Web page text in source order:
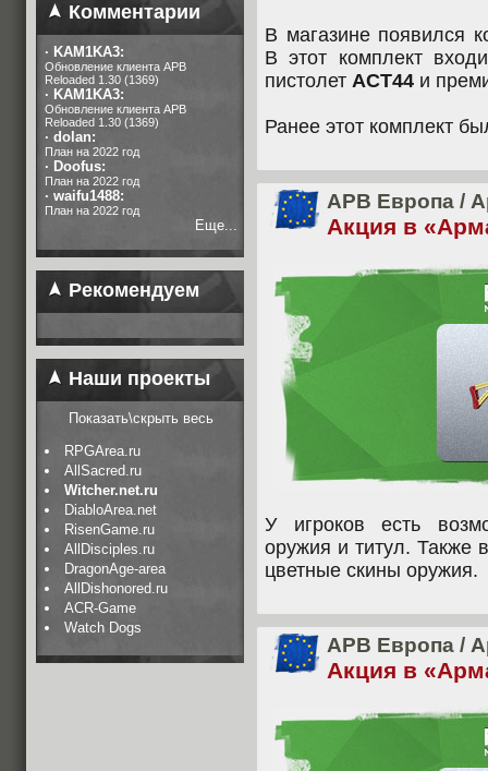
Комментарии
· KAM1KA3:
Обновление клиента APB
Reloaded 1.30 (1369)
· KAM1KA3:
Обновление клиента APB
Reloaded 1.30 (1369)
· dolan:
План на 2022 год
· Doofus:
План на 2022 год
· waifu1488:
План на 2022 год
Еще...
Рекомендуем
Наши проекты
Показать\скрыть весь
RPGArea.ru
AllSacred.ru
Witcher.net.ru
DiabloArea.net
RisenGame.ru
AllDisciples.ru
DragonAge-area
AllDishonored.ru
ACR-Game
Watch Dogs
В магазине появился
В этот комплект
пистолет ACT44 и
Ранее этот комплект
APB Европа /
Акция в
У игроков есть
оружия и титул. Также
цветные скины оружия.
APB Европа /
Акция в